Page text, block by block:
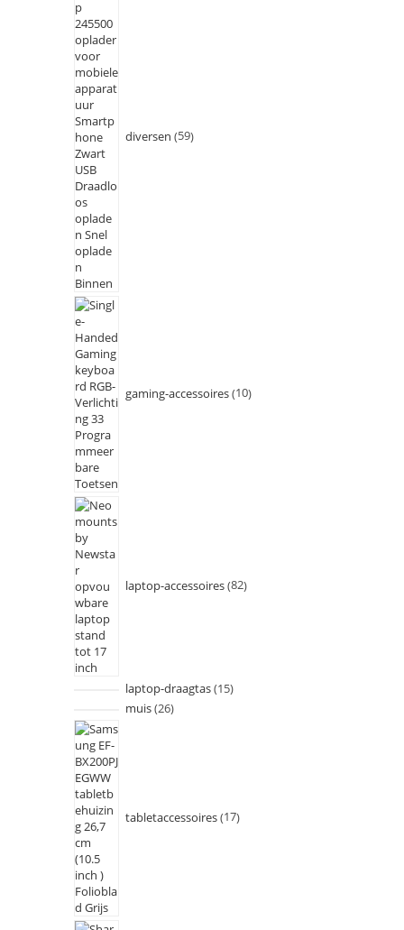
diversen 59
gaming-accessoires 10
laptop-accessoires 82
laptop-draagtas 15
muis 26
tabletaccessoires 17